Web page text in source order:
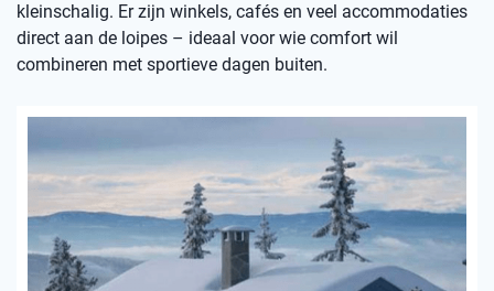
kleinschalig. Er zijn winkels, cafés en veel accommodaties
direct aan de loipes – ideaal voor wie comfort wil
combineren met sportieve dagen buiten.